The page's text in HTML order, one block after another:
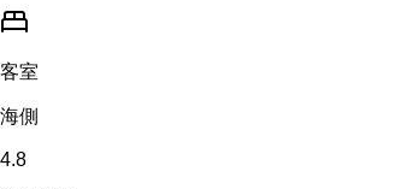
客室
海側
4.8